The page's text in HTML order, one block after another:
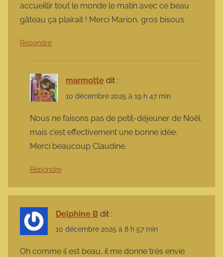
accueillir tout le monde le matin avec ce beau
gâteau ça plairait ! Merci Marion, gros bisous
Répondre
marmotte dit :
10 décembre 2025 à 19 h 47 min
Nous ne faisons pas de petit-déjeuner de Noël
mais c’est effectivement une bonne idée.
Merci beaucoup Claudine.
Répondre
Delphine B dit :
10 décembre 2025 à 8 h 57 min
Oh comme il est beau, il me donne très envie